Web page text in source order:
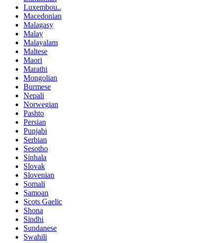
Luxembou..
Macedonian
Malagasy
Malay
Malayalam
Maltese
Maori
Marathi
Mongolian
Burmese
Nepali
Norwegian
Pashto
Persian
Punjabi
Serbian
Sesotho
Sinhala
Slovak
Slovenian
Somali
Samoan
Scots Gaelic
Shona
Sindhi
Sundanese
Swahili